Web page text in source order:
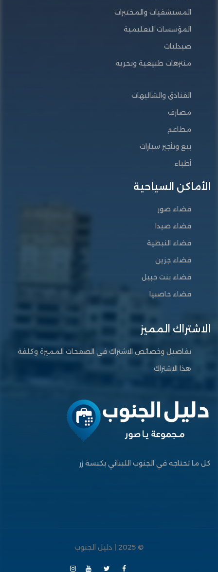
المستشفيات والمختبرات
المؤسسات التعليمية
صيدليات
منتزهات طبيعية وبحرية
الفنادق والشاليهات
مصارف
مطاعم
بيع وتأجير سيارات
أطباء
الأماكن السياحية
قضاء صور
قضاء صيدا
قضاء النبطية
قضاء جزين
قضاء بنت جبيل
قضاء حاصبيا
الاشتراك المميز
تفاصيل وخصائص الاشتراك في الصفحات المميزة وكلفة
هذا الاشتراك
كل ما تحتاجه في الجنوب اللبناني بكبسة زر
© 2025 | دليل الجنوب